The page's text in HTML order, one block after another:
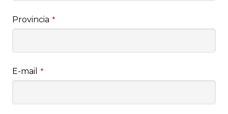
Provincia *
E-mail *